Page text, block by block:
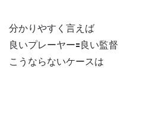
分かりやすく言えば
良いプレーヤー🟰良い監督
こうならないケースは